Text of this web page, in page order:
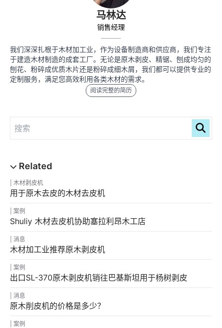
马林达
销售经理
我们深深扎根于木材加工业，作为设备制造商和供应商，我们专注
于建造木材制造的成套工厂。无论是原木剥皮、精锯、刨成均匀的
刨花、粉碎成优质木片还是粉碎成细木屑，我们都可以提供专业的
定制服务，满足您高效利用各类木材的需求。
阅读完整的简历
木材剥皮机
用于原木去皮的木材去皮机
案例
Shuliy 木材去皮机协助塞拉利昂木工店
消息
木材加工业推荐原木剥皮机
案例
出口SL-370原木剥皮机销往巴基斯坦用于杨树剥皮
消息
原木削皮机的价格是多少？
案例